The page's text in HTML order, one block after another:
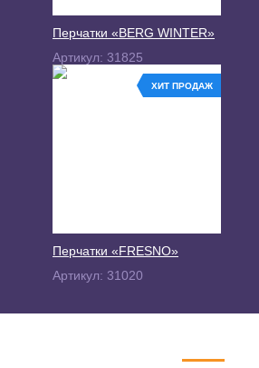
Перчатки «BERG WINTER»
Артикул: 31825
ХИТ ПРОДАЖ
Перчатки «FRESNO»
Артикул: 31020